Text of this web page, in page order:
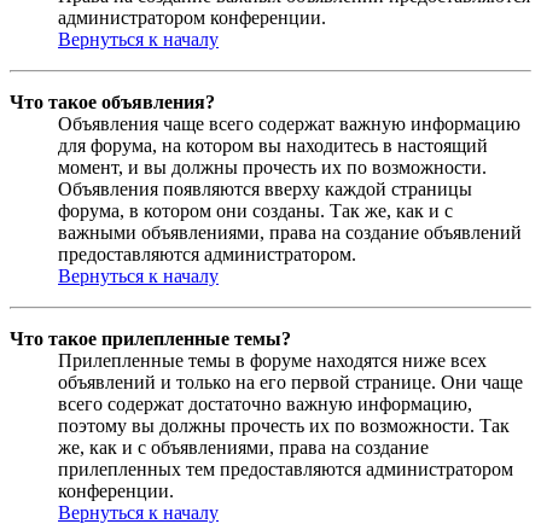
администратором конференции.
Вернуться к началу
Что такое объявления?
Объявления чаще всего содержат важную информацию
для форума, на котором вы находитесь в настоящий
момент, и вы должны прочесть их по возможности.
Объявления появляются вверху каждой страницы
форума, в котором они созданы. Так же, как и с
важными объявлениями, права на создание объявлений
предоставляются администратором.
Вернуться к началу
Что такое прилепленные темы?
Прилепленные темы в форуме находятся ниже всех
объявлений и только на его первой странице. Они чаще
всего содержат достаточно важную информацию,
поэтому вы должны прочесть их по возможности. Так
же, как и с объявлениями, права на создание
прилепленных тем предоставляются администратором
конференции.
Вернуться к началу